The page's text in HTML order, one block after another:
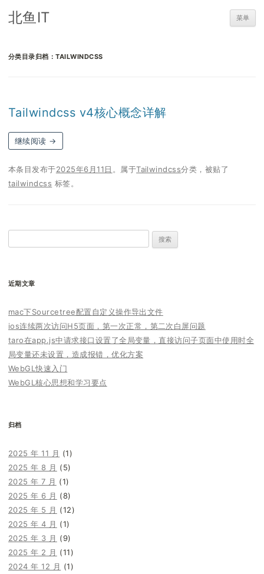
北鱼IT 菜单
分类目录归档：TAILWINDCSS
Tailwindcss v4核心概念详解
继续阅读 →
本条目发布于2025年6月11日 。属于Tailwindcss分类，被贴了
tailwindcss 标签。
索：
近期文章
mac下Sourcetree配置自定义操作导出文件
ios连续两次访问H5页面，第一次正常，第二次白屏问题
taro在app.js中请求接口设置了全局变量，直接访问子页面中使用时全
局变量还未设置，造成报错，优化方案
WebGL快速入门
WebGL核心思想和学习要点
归档
2025 年 11 月 (1)
2025 年 8 月 (5)
2025 年 7 月 (1)
2025 年 6 月 (8)
2025 年 5 月 (12)
2025 年 4 月 (1)
2025 年 3 月 (9)
2025 年 2 月 (11)
2024 年 12 月 (1)